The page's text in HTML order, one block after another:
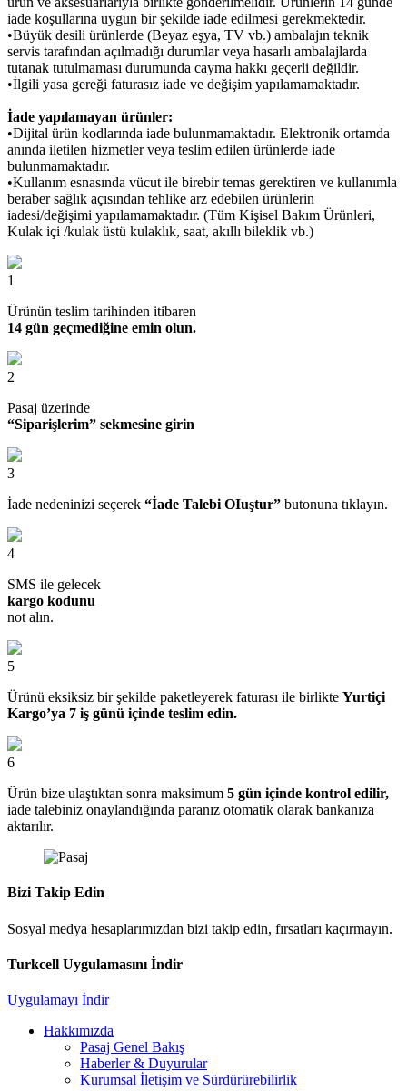
iade koşullarına uygun bir şekilde iade edilmesi gerekmektedir.
•Büyük desili ürünlerde (Beyaz eşya, TV vb.) ambalajın teknik
servis tarafından açılmadığı durumlar veya hasarlı ambalajlarda
tutanak tutulmaması durumunda cayma hakkı geçerli değildir.
•İlgili yasa gereği faturasız iade ve değişim yapılamamaktadır.
İade yapılamayan ürünler:
•Dijital ürün kodlarında iade bulunmamaktadır. Elektronik ortamda
anında iletilen hizmetler veya teslim edilen ürünlerde iade
bulunmamaktadır.
•Kullanım esnasında vücut ile birebir temas gerektiren ve kullanımla
beraber sağlık açısından tehlike arz edebilen ürünlerin
iadesi/değişimi yapılamamaktadır. (Tüm Kişisel Bakım Ürünleri,
Kulak içi /kulak üstü kulaklık, saat, akıllı bileklik vb.)
1
Ürünün teslim tarihinden itibaren
14 gün geçmediğine emin olun.
2
Pasaj üzerinde
“Siparişlerim” sekmesine girin
3
İade nedeninizi seçerek “İade Talebi OIuştur” butonuna tıklayın.
4
SMS ile gelecek
kargo kodunu
not alın.
5
Ürünü eksiksiz bir şekilde paketleyerek faturası ile birlikte Yurtiçi
Kargo’ya 7 iş günü içinde teslim edin.
6
Ürün bize ulaştıktan sonra maksimum 5 gün içinde kontrol edilir,
iade talebiniz onaylandığında paranız otomatik olarak bankanıza
aktarılır.
Bizi Takip Edin
Sosyal medya hesaplarımızdan bizi takip edin, fırsatları kaçırmayın.
Turkcell Uygulamasını İndir
Uygulamayı İndir
Hakkımızda
Pasaj Genel Bakış
Haberler & Duyurular
Kurumsal İletişim ve Sürdürürebilirlik